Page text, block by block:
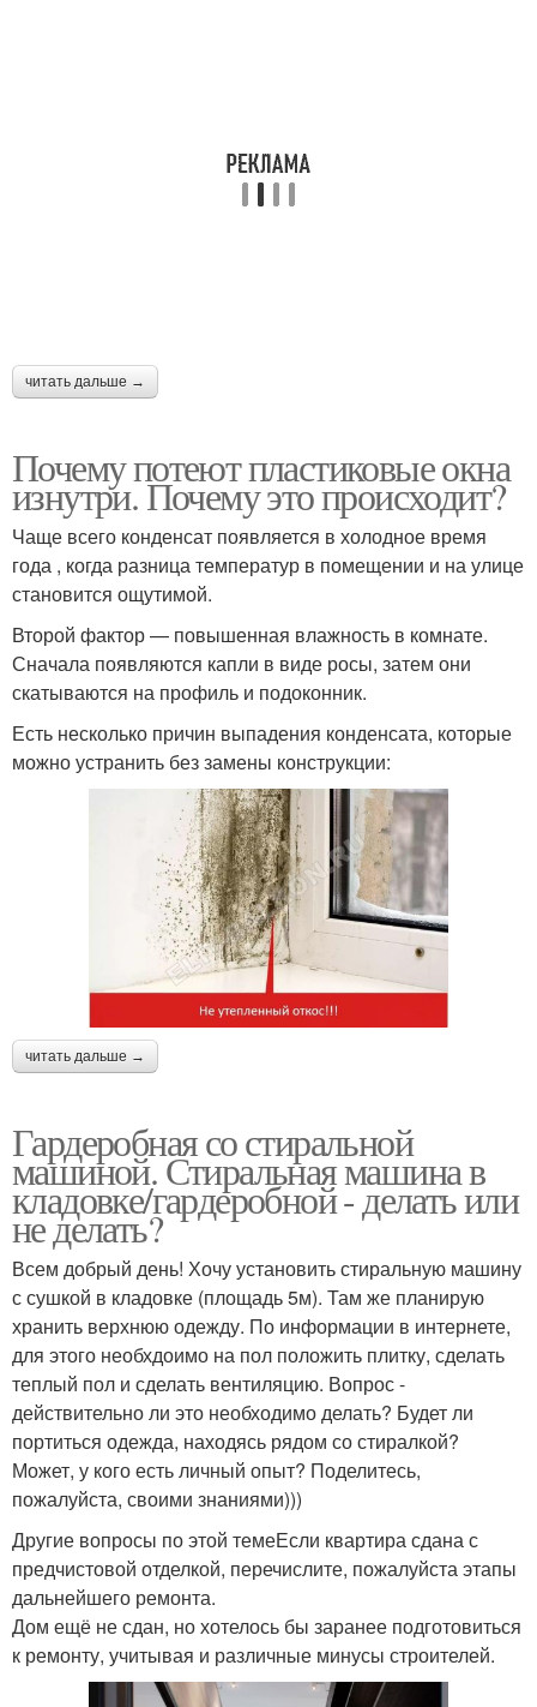
читать дальше →
Почему потеют пластиковые окна
изнутри. Почему это происходит?
Чаще всего конденсат появляется в холодное время
года , когда разница температур в помещении и на улице
становится ощутимой.
Второй фактор — повышенная влажность в комнате.
Сначала появляются капли в виде росы, затем они
скатываются на профиль и подоконник.
Есть несколько причин выпадения конденсата, которые
можно устранить без замены конструкции:
читать дальше →
Гардеробная со стиральной
машиной. Стиральная машина в
кладовке/гардеробной - делать или
не делать?
Всем добрый день! Хочу установить стиральную машину
с сушкой в кладовке (площадь 5м). Там же планирую
хранить верхнюю одежду. По информации в интернете,
для этого необхдоимо на пол положить плитку, сделать
теплый пол и сделать вентиляцию. Вопрос -
действительно ли это необходимо делать? Будет ли
портиться одежда, находясь рядом со стиралкой?
Может, у кого есть личный опыт? Поделитесь,
пожалуйста, своими знаниями)))
Другие вопросы по этой темеЕсли квартира сдана с
предчистовой отделкой, перечислите, пожалуйста этапы
дальнейшего ремонта.
Дом ещё не сдан, но хотелось бы заранее подготовиться
к ремонту, учитывая и различные минусы строителей.